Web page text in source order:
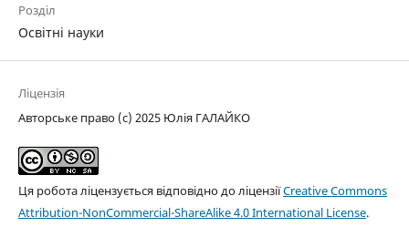
Розділ
Освітні науки
Ліцензія
Авторське право (c) 2025 Юлія ГАЛАЙКО
Ця робота ліцензується відповідно до ліцензіїCreative Commons
Attribution-NonCommercial-ShareAlike 4.0 International License.